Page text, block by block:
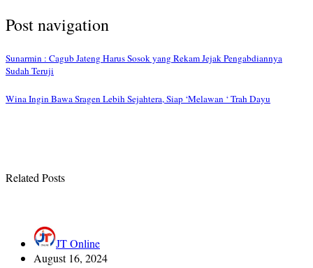
Post navigation
Sunarmin : Cagub Jateng Harus Sosok yang Rekam Jejak Pengabdiannya
Sudah Teruji
Wina Ingin Bawa Sragen Lebih Sejahtera, Siap ‘Melawan ‘ Trah Dayu
Related Posts
JT Online
August 16, 2024